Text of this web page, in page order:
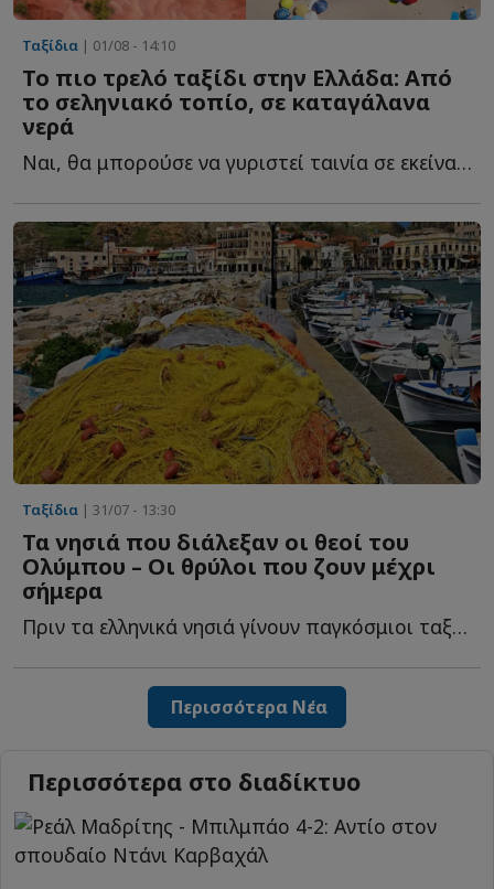
Ταξίδια | 01/08 - 14:10
Το πιο τρελό ταξίδι στην Ελλάδα: Από
το σεληνιακό τοπίο, σε καταγάλανα
νερά
Ναι, θα μπορούσε να γυριστεί ταινία σε εκείνα τα μέρη. Τ...
Ταξίδια | 31/07 - 13:30
Τα νησιά που διάλεξαν οι θεοί του
Ολύμπου – Οι θρύλοι που ζουν μέχρι
σήμερα
Πριν τα ελληνικά νησιά γίνουν παγκόσμιοι ταξιδιωτικοί π...
Περισσότερα Νέα
Περισσότερα στο διαδίκτυο